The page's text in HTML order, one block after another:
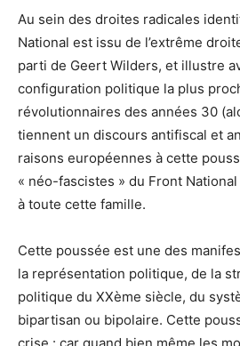
Au sein des droites radicales
National est issu de l’extrême
parti de Geert Wilders, et illustre
configuration politique la plus
révolutionnaires des années 30
tiennent un discours antifiscal et
raisons européennes à cette
« néo-fascistes » du Front
à toute cette famille.
Cette poussée est une des
la représentation politique, de la
politique du XXème siècle, du
bipartisan ou bipolaire. Cette
crise : car quand bien même les